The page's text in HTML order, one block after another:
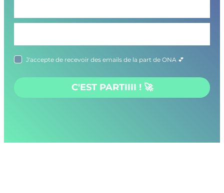
J'accepte de recevoir des emails de la part de ONA 💕
C'EST PARTIIII ! 🚀